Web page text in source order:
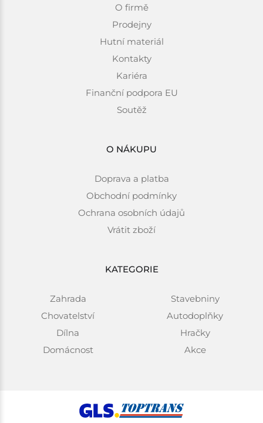
O firmě
Prodejny
Hutní materiál
Kontakty
Kariéra
Finanční podpora EU
Soutěž
O NÁKUPU
Doprava a platba
Obchodní podmínky
Ochrana osobních údajů
Vrátit zboží
KATEGORIE
Zahrada
Chovatelství
Dílna
Domácnost
Stavebniny
Autodoplňky
Hračky
Akce